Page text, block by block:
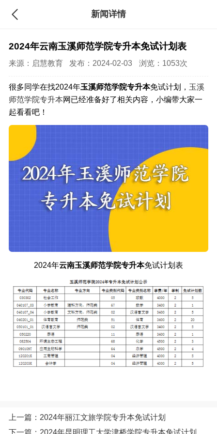
新闻详情
2024年云南玉溪师范学院专升本免试计划表
来源： 启慧教育 发布：2024-02-03 浏览：1053次
很多同学在找2024年玉溪师范学院专升本免试计划， 玉溪
师范学院专升本网已经准备好了相关内容，小编带大家一
起看看吧！
2024年云南玉溪师范学院专升本免试计划表
上一篇：2024年丽江文旅学院专升本免试计划
下一篇：2024年昆明理工大学津桥学院专升本免试计划